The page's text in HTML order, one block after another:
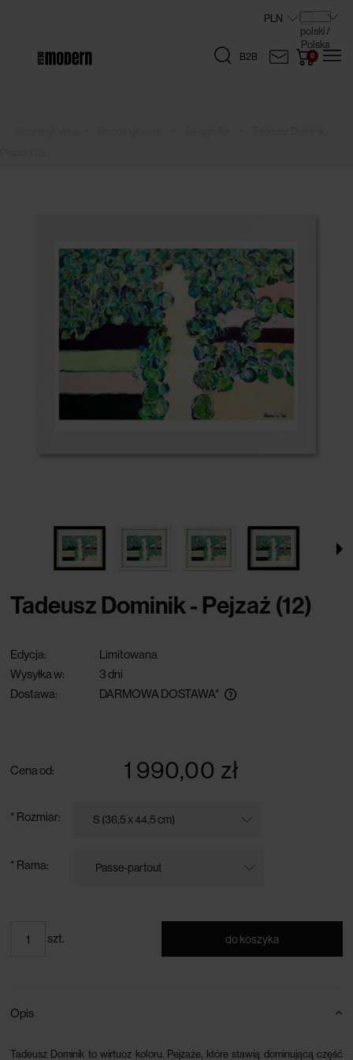
B2B
Tadeusz Dominik - Pejzaż (12)
Edycja:
Limitowana
Wysyłka w:
3 dni
Dostawa:
DARMOWA DOSTAWA*
Cena od: 1 990,00 zł
* Rozmiar:
* Rama:
szt. do koszyka
Opis
Tadeusz Dominik to wirtuoz koloru. Pejzaże, które stawią dominującą część